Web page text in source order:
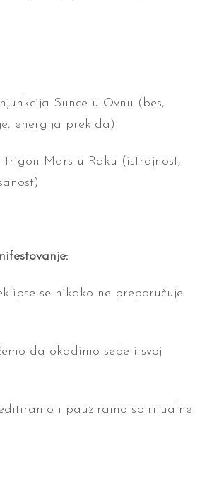
Sunce u Ovnu (bes,
energija prekida)
Mars u Raku (istrajnost,
se nikako ne preporučuje
da okadimo sebe i svoj
i pauziramo spiritualne